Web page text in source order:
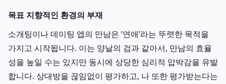
목표 지향적인 환경의 부재
소개팅이나 데이팅 앱의 만남은 ‘연애’라는 뚜렷한 목적을
가지고 시작됩니다. 이는 양날의 검과 같아서, 만남의 효율
성을 높일 수는 있지만 동시에 상당한 심리적 압박감을 유발
합니다. 상대방을 끊임없이 평가하고, 나 또한 평가받는다는